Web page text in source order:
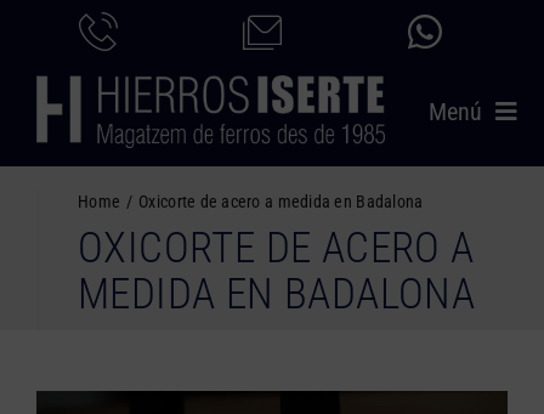
contenido
Menú
PRODUCTOS
SERVICIOS
Home Oxicorte de acero a medida en Badalona
OXICORTE DE ACERO A
MEDIDA EN BADALONA